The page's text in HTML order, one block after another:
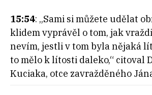
15:54: „Sami si můžete udělat
klidem vyprávěl o tom, jak
nevím, jestli v tom byla nějaká
to mělo k lítosti daleko,“ citoval
Kuciaka, otce zavražděného